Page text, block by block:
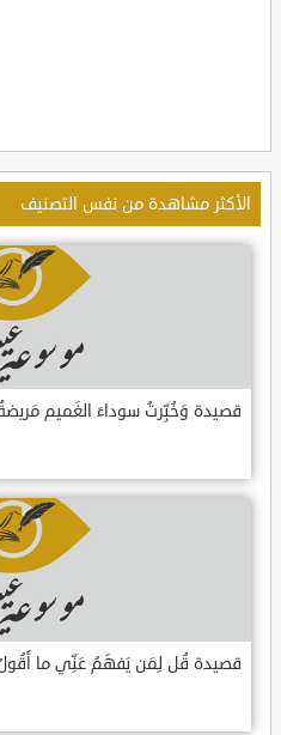
الأكثر مشاهدة من نفس التصنيف
قصيدة وَخُبِّرتُ سوداءَ الغَميم
قصيدة قُل لِمَن يَفهَمُ عَنِّي ما أَقُولُ